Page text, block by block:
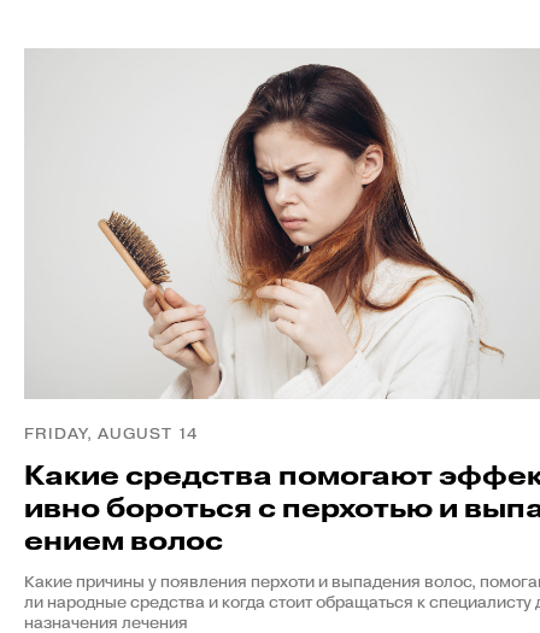
FRIDAY, AUGUST 14
Какие средства помогают
ивно бороться с перхотью и
ением волос
Какие причины у появления перхоти и выпадения волос,
ли народные средства и когда стоит обращаться к специалисту
назначения лечения